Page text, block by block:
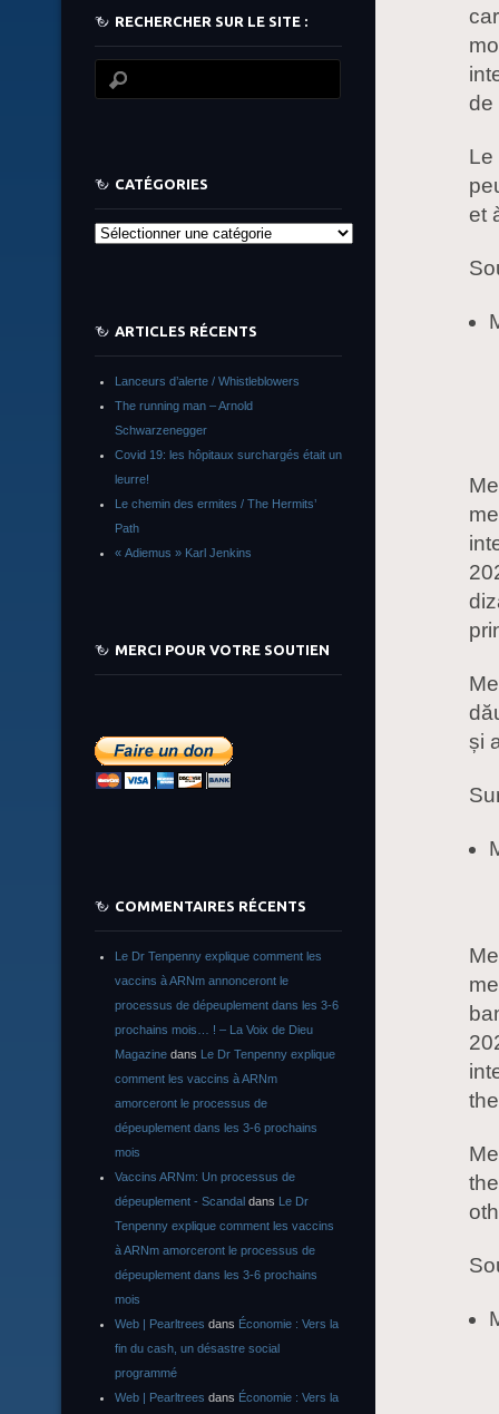
de
Le
et
și
RECHERCHER SUR LE SITE :
CATÉGORIES
Catégories
ARTICLES RÉCENTS
Lanceurs d’alerte / Whistleblowers
The running man – Arnold
Schwarzenegger
Covid 19: les hôpitaux surchargés était un
leurre!
Le chemin des ermites / The Hermits’
Path
« Adiemus » Karl Jenkins
MERCI POUR VOTRE SOUTIEN
COMMENTAIRES RÉCENTS
Le Dr Tenpenny explique comment les
vaccins à ARNm annonceront le
processus de dépeuplement dans les 3-6
prochains mois… ! – La Voix de Dieu
Magazine dans Le Dr Tenpenny explique
comment les vaccins à ARNm
amorceront le processus de
dépeuplement dans les 3-6 prochains
mois
Vaccins ARNm: Un processus de
dépeuplement - Scandal dans Le Dr
Tenpenny explique comment les vaccins
à ARNm amorceront le processus de
dépeuplement dans les 3-6 prochains
mois
Web | Pearltrees dans Économie : Vers la
fin du cash, un désastre social
programmé
Web | Pearltrees dans Économie : Vers la